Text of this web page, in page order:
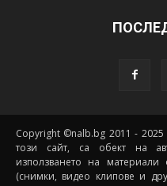
Copyright ©nalb.bg 2011 -
този сайт, са обект на
използването на материали
(снимки, видео клипове и